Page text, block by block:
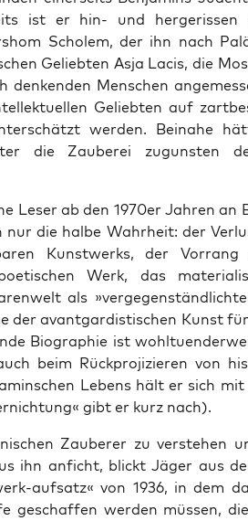
ist er hin- und her­ge­ris­sen
Scholem, der ihn nach
Gelieb­ten Asja Lacis, die
den­ken­den Men­schen
Gelieb­ten auf
wer­den. Bei­na­he
die Zau­be­rei zuguns­ten
Leser ab den 1970er Jah­ren an
die hal­be Wahr­heit: der
Kunst­werks, der Vor­rang
Werk, das
als
der avant­gar­dis­ti­schen Kunst
Bio­gra­phie ist
beim Rück­pro­ji­zie­ren von
Lebens hält er sich
gibt er kurz nach).
Zau­be­rer zu ver­ste­hen
ihn anficht, blickt Jäger aus
auf­satz« von 1936, in dem
geschaf­fen wer­den müs­sen,